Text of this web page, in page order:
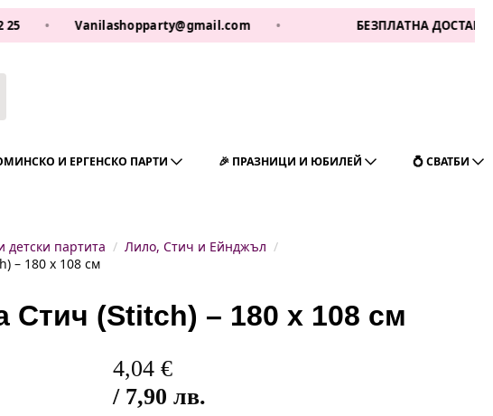
• Vanilashopparty@gmail.com • БЕЗПЛАТНА ДОСТАВКА ЗА 1
И ЕРГЕНСКО ПАРТИ 🎉 ПРАЗНИЦИ И ЮБИЛЕЙ 💍 СВАТБИ
детски партита
Лило, Стич и Ейнджъл
– 180 х 108 см
Стич (Stitch) – 180 х 108 см
4,04 €
/ 7,90 лв.